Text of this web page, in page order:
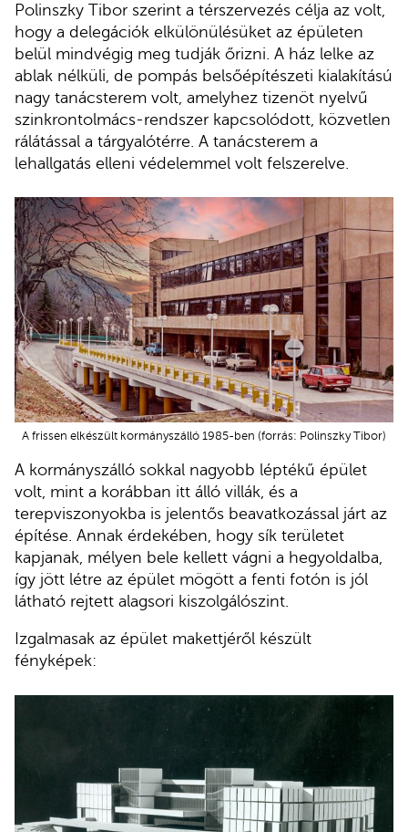
Polinszky Tibor szerint a térszervezés célja az volt,
hogy a delegációk elkülönülésüket az épületen
belül mindvégig meg tudják őrizni. A ház lelke az
ablak nélküli, de pompás belsőépítészeti kialakítású
nagy tanácsterem volt, amelyhez tizenöt nyelvű
szinkrontolmács-rendszer kapcsolódott, közvetlen
rálátással a tárgyalótérre. A tanácsterem a
lehallgatás elleni védelemmel volt felszerelve.
A frissen elkészült kormányszálló 1985-ben (forrás: Polinszky Tibor)
A kormányszálló sokkal nagyobb léptékű épület
volt, mint a korábban itt álló villák, és a
terepviszonyokba is jelentős beavatkozással járt az
építése. Annak érdekében, hogy sík területet
kapjanak, mélyen bele kellett vágni a hegyoldalba,
így jött létre az épület mögött a fenti fotón is jól
látható rejtett alagsori kiszolgálószint.
Izgalmasak az épület makettjéről készült
fényképek: